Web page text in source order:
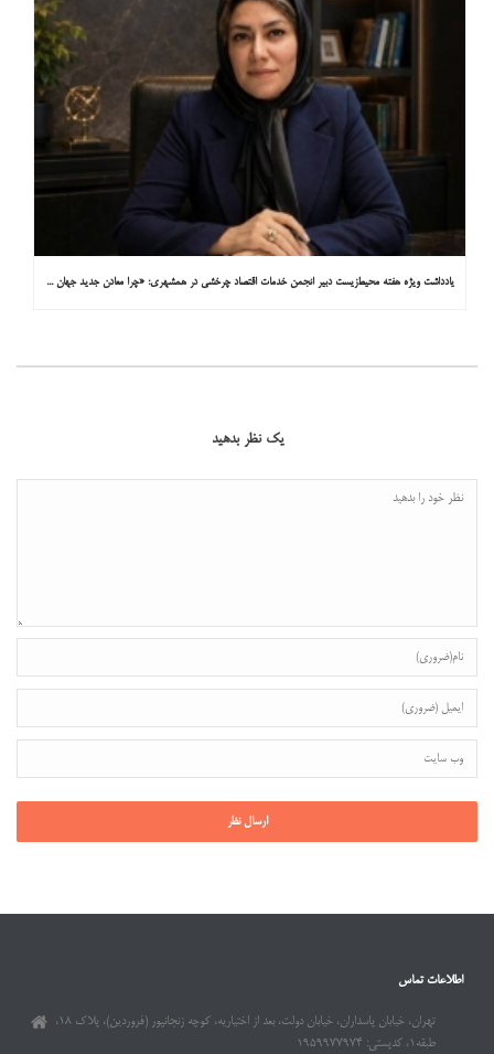
یادداشت ویژه هفته محیط‌زیست دبیر انجمن خدمات اقتصاد چرخشی در همشهری: «چرا معادن جدید جهان زیر زمین نیستند؟»
یک نظر بدهید
اطلاعات تماس
تهران، خیابان پاسداران، خیابان دولت، بعد از اختیاریه، کوچه زنجانپور (فروردین)، پلاک ۱۸،
طبقه۱، کدپستی: ۱۹۵۹۹۷۷۹۷۴